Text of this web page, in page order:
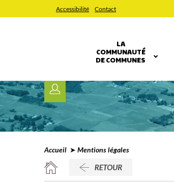
Accessibilité Contact
LA
COMMUNAUTÉ
DE COMMUNES
Accueil ➤ Mentions légales